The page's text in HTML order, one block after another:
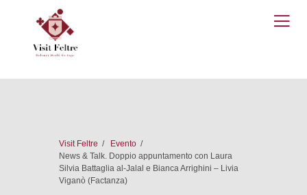
Visit Feltre
Evento
News & Talk. Doppio appuntamento con Laura
Silvia Battaglia al-Jalal e Bianca Arrighini – Livia
Viganò (Factanza)